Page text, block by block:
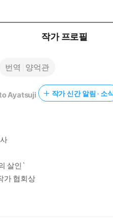
작가 프로필
번역 양억관
Ayatsuji 작가 신간 알림 · 소
살인`
가 협회상